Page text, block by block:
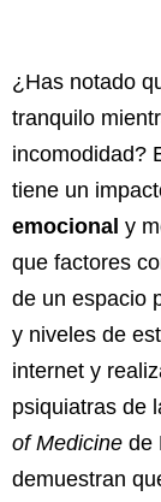
¿Has notado
tranquilo
incomodidad?
tiene un
emocional y
que factores
de un espacio
y niveles de
internet y
psiquiatras de
of Medicine de
demuestran